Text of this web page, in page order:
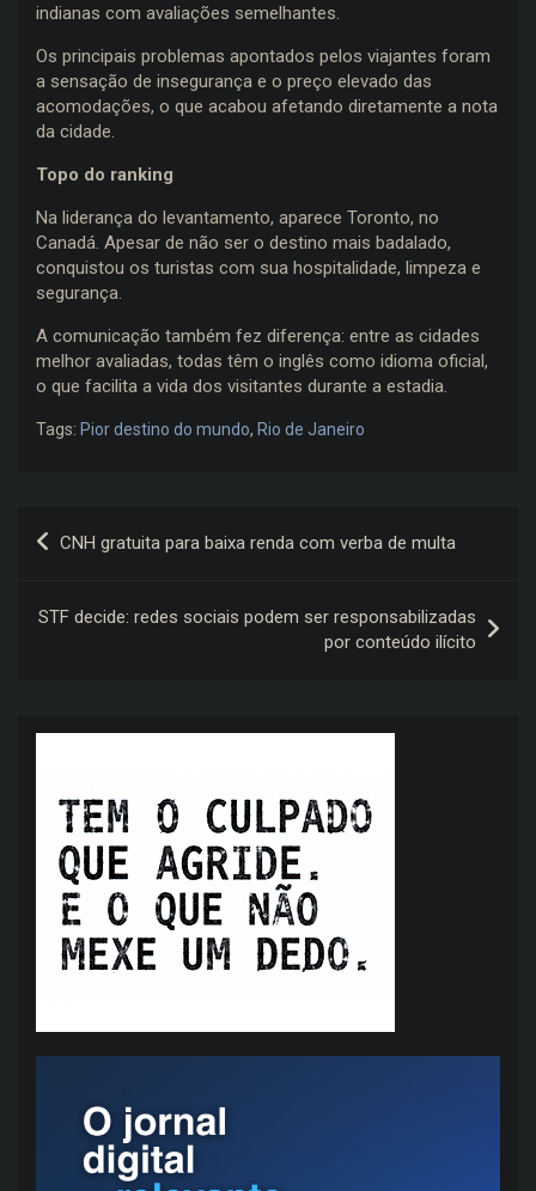
indianas com avaliações semelhantes.
Os principais problemas apontados pelos viajantes foram
a sensação de insegurança e o preço elevado das
acomodações, o que acabou afetando diretamente a nota
da cidade.
Topo do ranking
Na liderança do levantamento, aparece Toronto, no
Canadá. Apesar de não ser o destino mais badalado,
conquistou os turistas com sua hospitalidade, limpeza e
segurança.
A comunicação também fez diferença: entre as cidades
melhor avaliadas, todas têm o inglês como idioma oficial,
o que facilita a vida dos visitantes durante a estadia.
Tags: Pior destino do mundo, Rio de Janeiro
Navegação
CNH gratuita para baixa renda com verba de multa
STF decide: redes sociais podem ser responsabilizadas
por conteúdo ilícito